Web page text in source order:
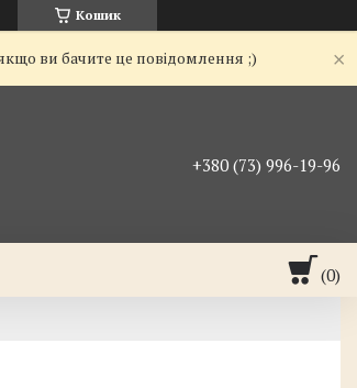
Кошик
ви бачите це повідомлення ;)
+380 (73) 996-19-96